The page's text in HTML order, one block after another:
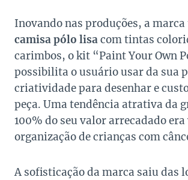
Inovando nas produções, a marca
camisa pólo lisacom tintas
carimbos, o kit “Paint Your Own
possibilita o usuário usar da sua
criatividade para desenhar e
peça. Uma tendência atrativa da
100% do seu valor arrecadado
organização de crianças com
A sofisticação da marca saiu das